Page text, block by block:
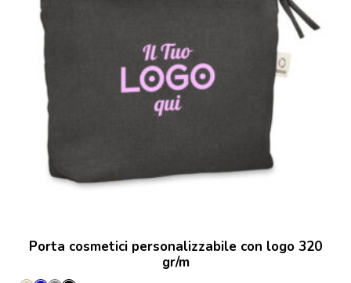
Porta cosmetici personalizzabile con logo 320
gr/m